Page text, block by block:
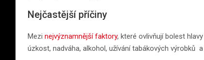
Nejčastější příčiny
Mezi nejvýznamnější faktory, které ovlivňují bolest
úzkost, nadváha, alkohol, užívání tabákových výrobků